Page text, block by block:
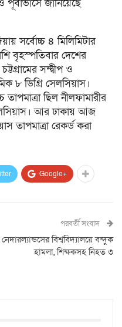
জানিয়েছে
সর্বোচ্চ ৪ মিলিমিটার
বৃহস্পতিবার দেশের
সন্দ্বীপ ও
৮ ডিগ্রি সেলসিয়াস।
ছিল নীলফামারীর
আর ঢাকায় আজ
তাপমাত্রা রেকর্ড করা
Google+
পরবর্তী সংবাদ
নেদারল্যান্ডসের বিশ্ববিদ্যালয়ে বন্দুক
হামলা, শিক্ষকসহ নিহত ৩